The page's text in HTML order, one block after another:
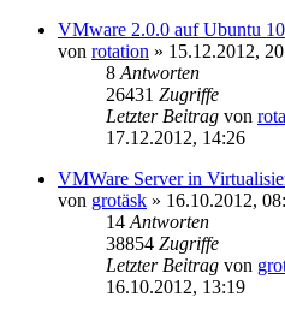
VMware 2.0.0 auf Ubuntu
von rotation » 15.12.2012,
8 Antworten
26431 Zugriffe
Letzter Beitrag von
17.12.2012, 14:26
VMWare Server in
von grotäsk » 16.10.2012,
14 Antworten
38854 Zugriffe
Letzter Beitrag von
16.10.2012, 13:19